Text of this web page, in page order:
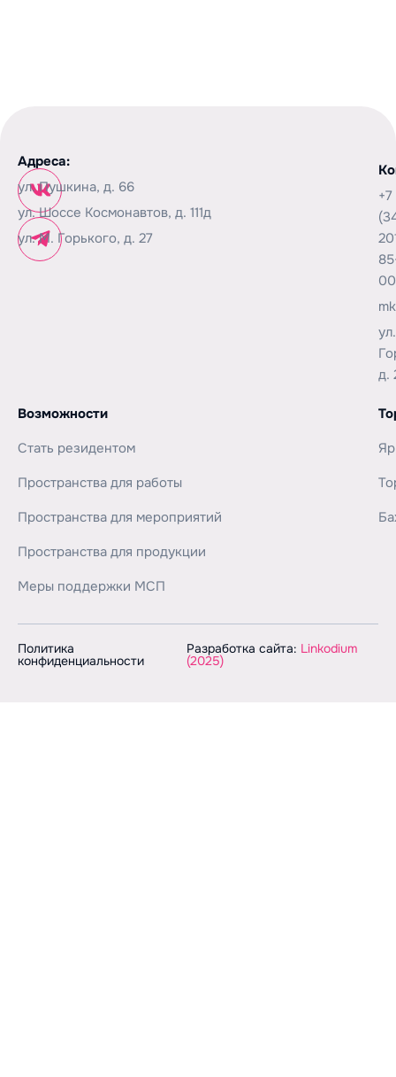
Адреса:
ул. Пушкина, д. 66
ул. Шоссе Космонавтов, д. 111д
ул. М. Горького, д. 27
+7
00
д.
Возможности
Стать резидентом
Пространства для работы
Пространства для мероприятий
Пространства для продукции
Меры поддержки МСП
Политика
конфиденциальности
Разработка сайта: Linkodium
(2025)